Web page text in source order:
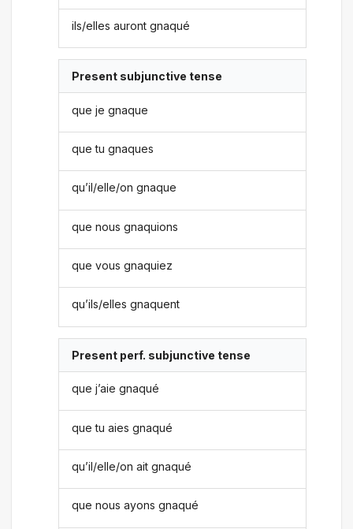
ils/elles auront gnaqué
Present subjunctive tense
que je gnaque
que tu gnaques
qu’il/elle/on gnaque
que nous gnaquions
que vous gnaquiez
qu’ils/elles gnaquent
Present perf. subjunctive tense
que j’aie gnaqué
que tu aies gnaqué
qu’il/elle/on ait gnaqué
que nous ayons gnaqué